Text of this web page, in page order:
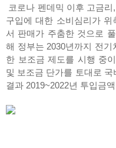
코로나 펜데믹 이후 고금
구입에 대한 소비심리가
서 판매가 주춤한 것으로
해 정부는 2030년까지 전
한 보조금 제도를 시행 중
및 보조금 단가를 토대로
결과 2019~2022년 투입금